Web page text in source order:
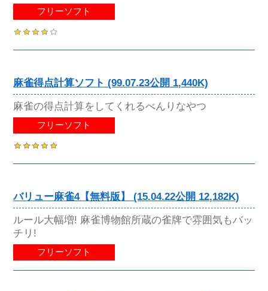
フリーソフト
麻雀得点計算ソフト (99.07.23公開 1,440K)
麻雀の得点計算をしてくれるべんりなやつ
フリーソフト
バリュー麻雀4【無料版】 (15.04.22公開 12,182K)
ルール大幅増! 麻雀博物館所蔵の雀牌で雰囲気もバッ
チリ!
フリーソフト